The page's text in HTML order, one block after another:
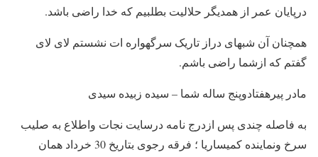
درپایان عمر از همدیگر حلالیت بطلبیم که خدا راضی باشد.
همچنان آن شبهای دراز تاریک سرگهواره ات نشستم لای لای
گفتم که ازشما راضی باشم.
مادر پیرهفتادوپنج ساله شما – سیده زبیده سیدی
به فاصله چندی پس ازدرج نامه درسایت نجات واطلاع به صلیب
سرخ ونماینده کمیساریا ؛ فرقه رجوی بتاریخ 30 خرداد همان